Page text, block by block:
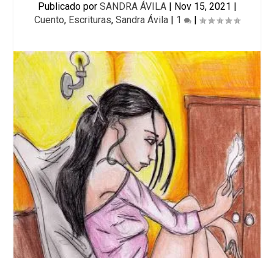
Publicado por SANDRA ÁVILA| Nov 15, 2021 |
Cuento, Escrituras, Sandra Ávila | 1 |